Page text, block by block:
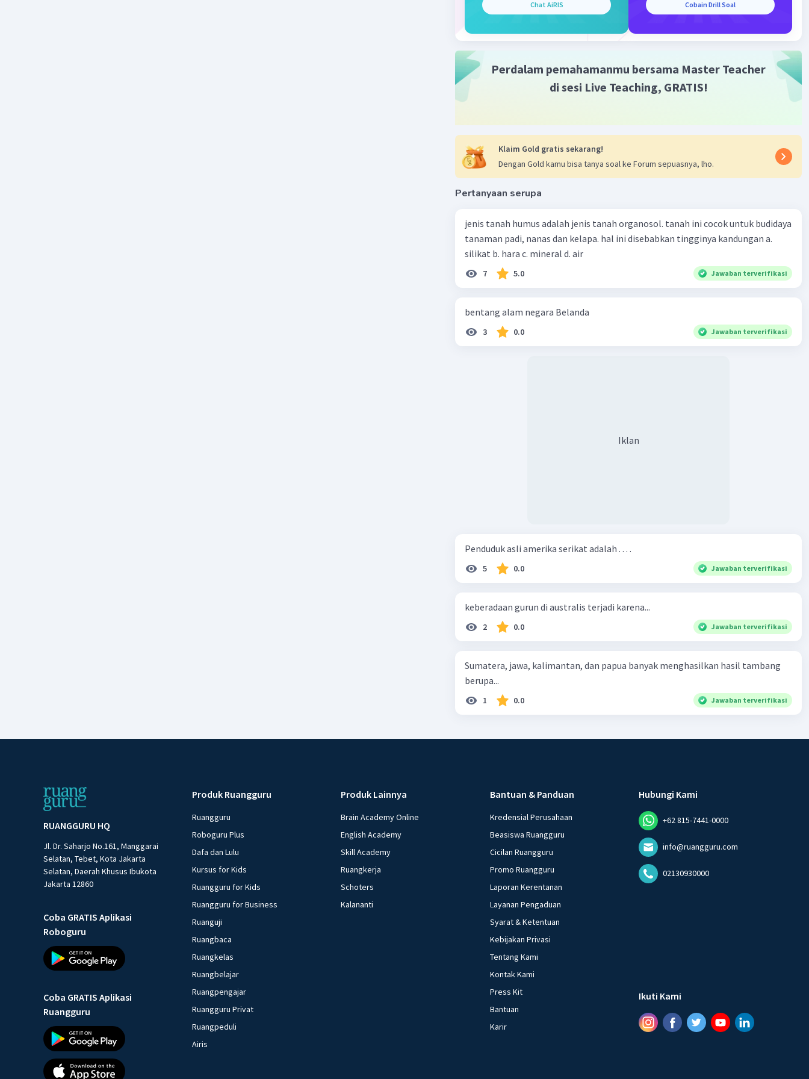
Chat AiRIS Cobain Drill Soal
Perdalam pemahamanmu bersama Master Teacher
di sesi Live Teaching, GRATIS!
Klaim Gold gratis sekarang!
Dengan Gold kamu bisa tanya soal ke Forum sepuasnya, lho.
Pertanyaan serupa
jenis tanah humus adalah jenis tanah organosol. tanah ini cocok untuk budidaya
tanaman padi, nanas dan kelapa. hal ini disebabkan tingginya kandungan a.
silikat b. hara c. mineral d. air
7 5.0 Jawaban terverifikasi
bentang alam negara Belanda
3 0.0 Jawaban terverifikasi
Iklan
Penduduk asli amerika serikat adalah . . . .
5 0.0 Jawaban terverifikasi
keberadaan gurun di australis terjadi karena...
2 0.0 Jawaban terverifikasi
Sumatera, jawa, kalimantan, dan papua banyak menghasilkan hasil tambang
berupa...
1 0.0 Jawaban terverifikasi
RUANGGURU HQ
Jl. Dr. Saharjo No.161, Manggarai
Selatan, Tebet, Kota Jakarta
Selatan, Daerah Khusus Ibukota
Jakarta 12860
Coba GRATIS Aplikasi
Roboguru
Coba GRATIS Aplikasi
Ruangguru
Produk Ruangguru
Ruangguru
Roboguru Plus
Dafa dan Lulu
Kursus for Kids
Ruangguru for Kids
Ruangguru for Business
Ruanguji
Ruangbaca
Ruangkelas
Ruangbelajar
Ruangpengajar
Ruangguru Privat
Ruangpeduli
Airis
Produk Lainnya
Brain Academy Online
English Academy
Skill Academy
Ruangkerja
Schoters
Kalananti
Bantuan & Panduan
Kredensial Perusahaan
Beasiswa Ruangguru
Cicilan Ruangguru
Promo Ruangguru
Laporan Kerentanan
Layanan Pengaduan
Syarat & Ketentuan
Kebijakan Privasi
Tentang Kami
Kontak Kami
Press Kit
Bantuan
Karir
Hubungi Kami
+62 815-7441-0000
info@ruangguru.com
02130930000
Ikuti Kami